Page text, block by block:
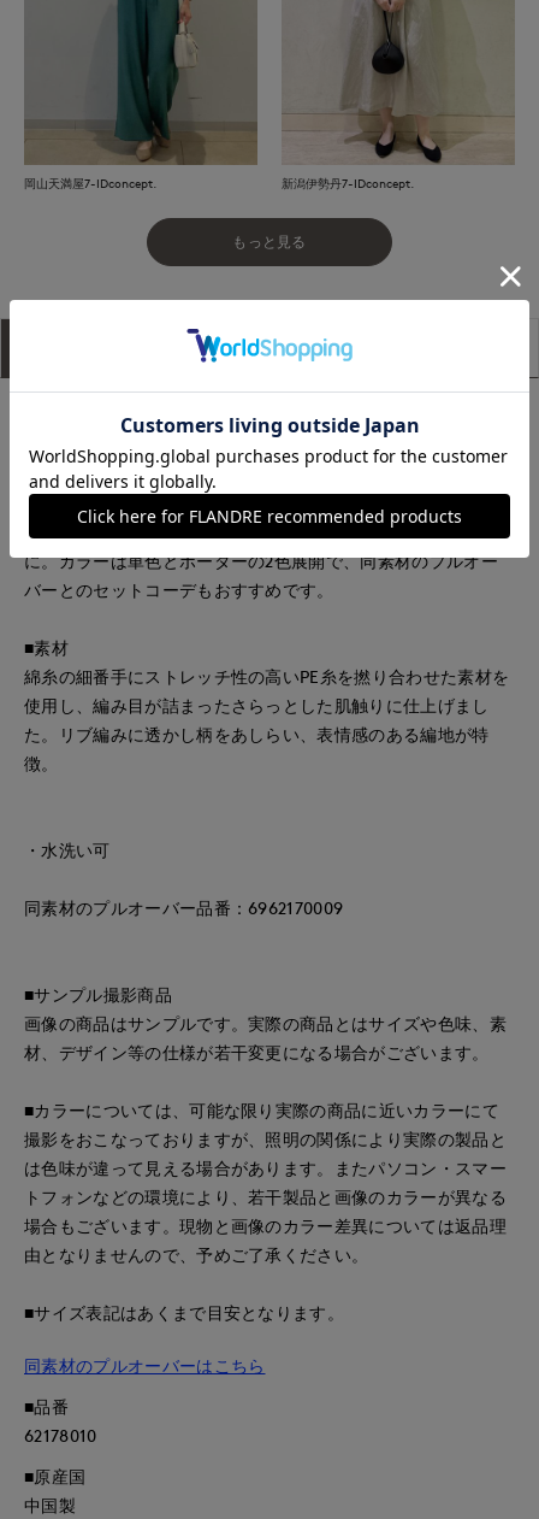
岡山天満屋7-IDconcept. 新潟伊勢丹7-IDconcept.
もっと見る
サイズ詳細
ワイドリブに透かし柄を施した表情豊かな編地が魅力のカーデ
ィガン。すっきりとしたVネックで、カーディガンとしてはも
ちろん、ボタンを留めてプルオーバー風にも着用できます。ボ
タンは同素材のクルミボタンを使用し、統一感のあるデザイン
に。カラーは単色とボーダーの2色展開で、同素材のプルオー
バーとのセットコーデもおすすめです。
■素材
綿糸の細番手にストレッチ性の高いPE糸を撚り合わせた素材を
使用し、編み目が詰まったさらっとした肌触りに仕上げまし
た。リブ編みに透かし柄をあしらい、表情感のある編地が特
徴。
・水洗い可
同素材のプルオーバー品番：6962170009
■サンプル撮影商品
画像の商品はサンプルです。実際の商品とはサイズや色味、素
材、デザイン等の仕様が若干変更になる場合がございます。
■カラーについては、可能な限り実際の商品に近いカラーにて
撮影をおこなっておりますが、照明の関係により実際の製品と
は色味が違って見える場合があります。またパソコン・スマー
トフォンなどの環境により、若干製品と画像のカラーが異なる
場合もございます。現物と画像のカラー差異については返品理
由となりませんので、予めご了承ください。
■サイズ表記はあくまで目安となります。
同素材のプルオーバーはこちら
■品番
62178010
■原産国
中国製